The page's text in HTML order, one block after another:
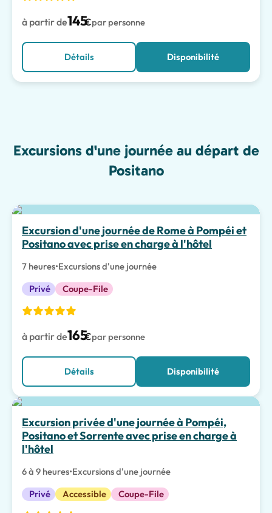
à partir de145€par personne
Détails Disponibilité
Excursions d'une journée au départ de
Positano
Meilleur choix
Excursion d'une journée de Rome à Pompéi et
Positano avec prise en charge à l'hôtel
7 heures•Excursions d'une journée
Privé
Coupe-File
à partir de165€par personne
Détails Disponibilité
Meilleur choix
Excursion privée d'une journée à Pompéi,
Positano et Sorrente avec prise en charge à
l'hôtel
6 à 9 heures•Excursions d'une journée
Privé
Accessible Coupe-File